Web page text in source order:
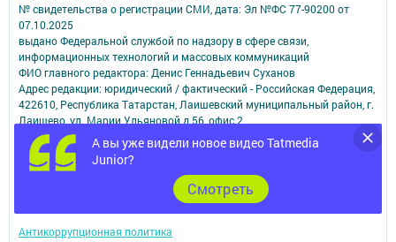
А вы уже видели новое видео Tatmedia
Junior?
Cмотреть
№ свидетельства о регистрации СМИ, дата: Эл №ФC 77-90200 от
07.10.2025
выдано Федеральной службой по надзору в сфере связи,
информационных технологий и массовых коммуникаций
ФИО главного редактора: Денис Геннадьевич Суханов
Адрес редакции: юридический / фактический - Российская Федерация,
422610, Республика Татарстан, Лаишевский муниципальный район, г.
Лаишево, ул. Марии Ульяновой д.56, офис 2
Электронная почта - novayakama@yandex.ru
Электронная почта для сообщений о фактах коррупции - kamskaja-
nov.dir@tatmedia.com
Телефон редакции: 8 (84378) 2-56-47
Учредитель СМИ: АО «ТАТМЕДИА»
Антикоррупционная политика